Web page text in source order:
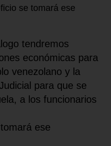
se tomará ese
tendremos
económicas para
venezolano y la
para que se
a los funcionarios
ese